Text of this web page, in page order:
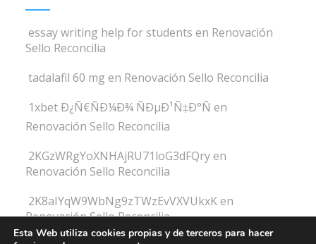
essay writing help for students en Renovación
Sello Reconcilia
tadalafil 60 mg en Renovación Sello Reconcilia
1xbet Ð¿Ñ€ÑÐ¼Ð¾ ÑÐµÐ¹Ñ‡Ð°Ñ en
Renovación Sello Reconcilia
2KGzWRgYoXNHAjRU71loG3dFQryen
Renovación Sello Reconcilia
2K8aIYqW9WbNg9zTWzEvVXVUkxKen
Renovación Sello Reconcilia
Esta Web utiliza cookies propias y de terceros para hacer